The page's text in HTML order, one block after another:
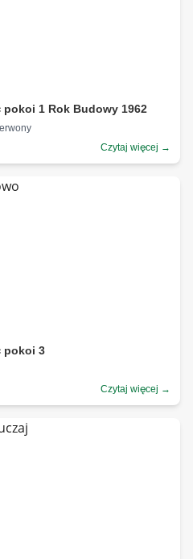
pokoi 1 Rok Budowy 1962
Czytaj więcej →
pokoi 3
Czytaj więcej →